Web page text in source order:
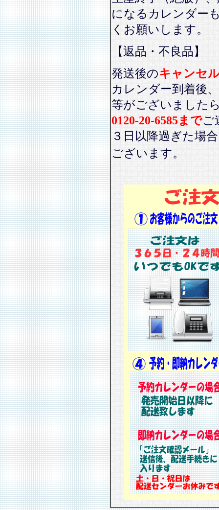
になるカレンダー
くお願いします。
【返品・不良品】
発送後のキャンセ
カレンダー到着後、
等がございました
0120-20-6585までご
３日以降過ぎた場
ございます。